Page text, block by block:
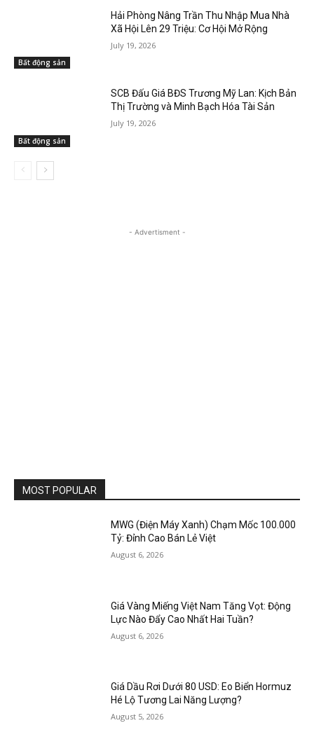
Bất động sản
Hải Phòng Nâng Trần Thu Nhập Mua Nhà
Xã Hội Lên 29 Triệu: Cơ Hội Mở Rộng
July 19, 2026
Bất động sản
SCB Đấu Giá BĐS Trương Mỹ Lan: Kịch Bản
Thị Trường và Minh Bạch Hóa Tài Sản
July 19, 2026
- Advertisment -
MOST POPULAR
MWG (Điện Máy Xanh) Chạm Mốc 100.000
Tỷ: Đỉnh Cao Bán Lẻ Việt
August 6, 2026
Giá Vàng Miếng Việt Nam Tăng Vọt: Động
Lực Nào Đẩy Cao Nhất Hai Tuần?
August 6, 2026
Giá Dầu Rơi Dưới 80 USD: Eo Biển Hormuz
Hé Lộ Tương Lai Năng Lượng?
August 5, 2026